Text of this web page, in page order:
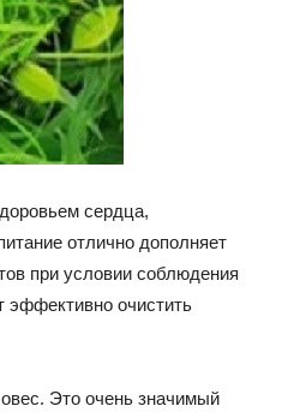
сердца,
отлично дополняет
при условии соблюдения
эффективно очистить
Это очень значимый